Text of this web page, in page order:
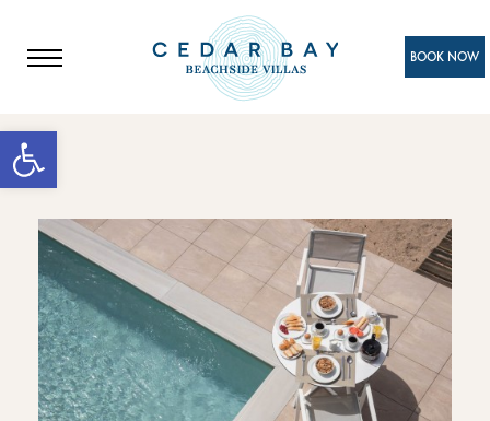
Ανοίξτε τη γραμμή εργαλείων
BOOK NOW